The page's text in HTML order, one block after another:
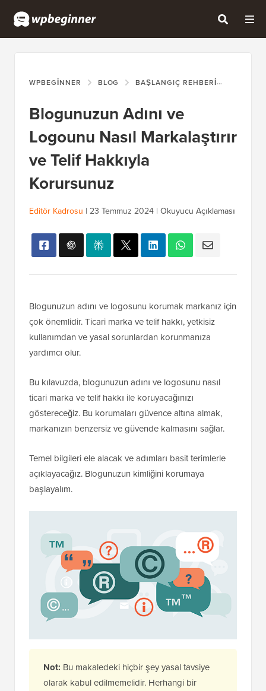
WPBEGINNER BLOG BAŞLANGIÇ REHBERI
Blogunuzun Adını ve
Logounu Nasıl Markalaştırır
ve Telif Hakkıyla
Korursunuz
Editör Kadrosu | 23 Temmuz 2024 | Okuyucu Açıklaması
Blogunuzun adını ve logosunu korumak markanız için
çok önemlidir. Ticari marka ve telif hakkı, yetkisiz
kullanımdan ve yasal sorunlardan korunmanıza
yardımcı olur.
Bu kılavuzda, blogunuzun adını ve logosunu nasıl
ticari marka ve telif hakkı ile koruyacağınızı
göstereceğiz. Bu korumaları güvence altına almak,
markanızın benzersiz ve güvende kalmasını sağlar.
Temel bilgileri ele alacak ve adımları basit terimlerle
açıklayacağız. Blogunuzun kimliğini korumaya
başlayalım.
Not: Bu makaledeki hiçbir şey yasal tavsiye
olarak kabul edilmemelidir. Herhangi bir